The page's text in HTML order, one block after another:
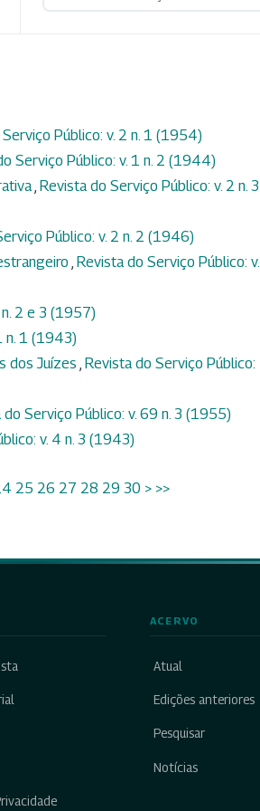
Público: v. 2 n. 1 (1954)
Serviço Público: v. 1 n. 2 (1944)
, Revista do Serviço Público: v. 2 n. 3
Público: v. 2 n. 2 (1946)
, Revista do Serviço Público: v.
2 e 3 (1957)
n. 1 (1943)
dos Juízes , Revista do Serviço Público:
do Serviço Público: v. 69 n. 3 (1955)
v. 4 n. 3 (1943)
25 26 27 28 29 30 > >>
ACERVO
Atual
Edições anteriores
Pesquisar
Notícias